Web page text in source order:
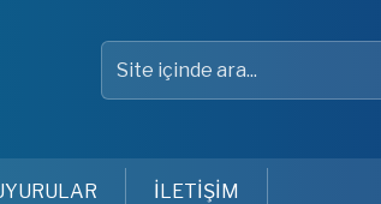
Site içinde ara
İLETİŞİM